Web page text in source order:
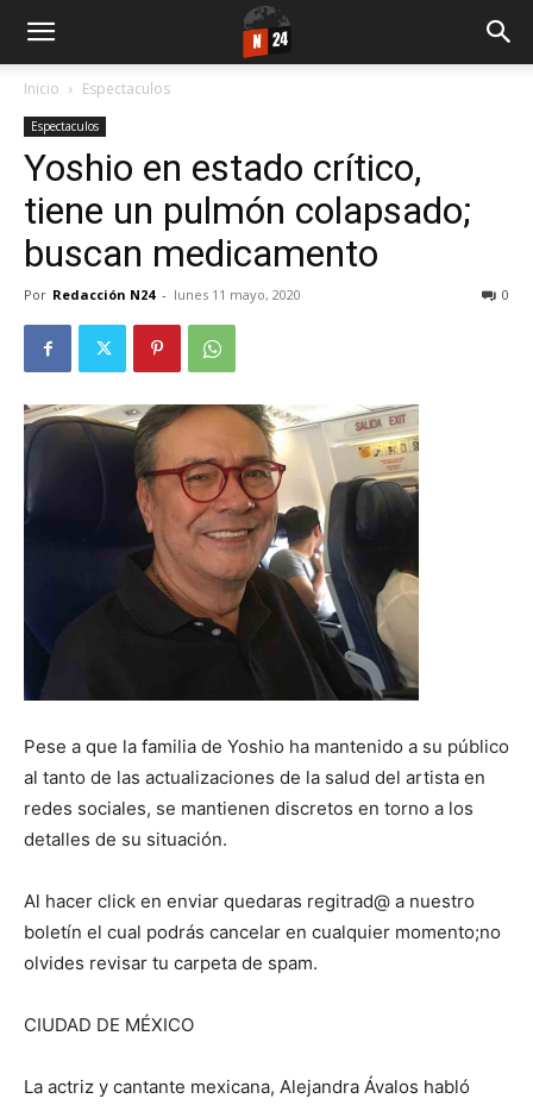
Inicio Espectaculos
Espectaculos
Yoshio en estado crítico,
tiene un pulmón colapsado;
buscan medicamento
Por Redacción N24 - lunes 11 mayo, 2020 0
Pese a que la familia de Yoshio ha mantenido a su público
al tanto de las actualizaciones de la salud del artista en
redes sociales, se mantienen discretos en torno a los
detalles de su situación.
Al hacer click en enviar quedaras regitrad@ a nuestro
boletín el cual podrás cancelar en cualquier momento;no
olvides revisar tu carpeta de spam.
CIUDAD DE MÉXICO
La actriz y cantante mexicana, Alejandra Ávalos habló